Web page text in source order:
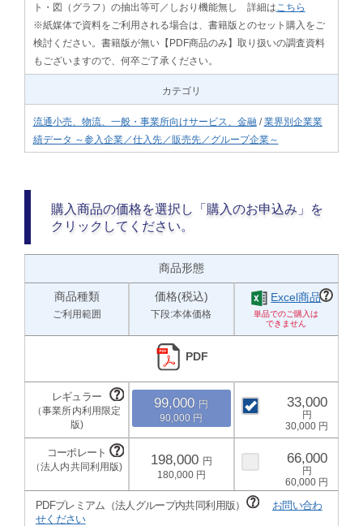
ト・図（グラフ）の抽出等可／しおり機能無し 詳細は こちら
※紙媒体で資料をご利用される場合は、書籍版とのセット購入をご
検討ください。書籍版が無い【PDF商品のみ】取り扱いの調査資料
もございますので、何卒ご了承ください。
カテゴリ
流通小売、物流、一般・事業所向けサービス、金融 /業界別企業業
績データ ～参入企業／仕入先／販売先／グループ企業～
購入商品の価格を選択し「購入のお申込み」を
クリックしてください。
商品形態
商品種類
ご利用範囲
価格(税込)
下段:本体価格
Excel商品
PDF
99,000
90,000
33,000
30,000
198,000
180,000
66,000
60,000
PDFプレミアム（法人グループ内共同利用版）
お問い合わ
せください